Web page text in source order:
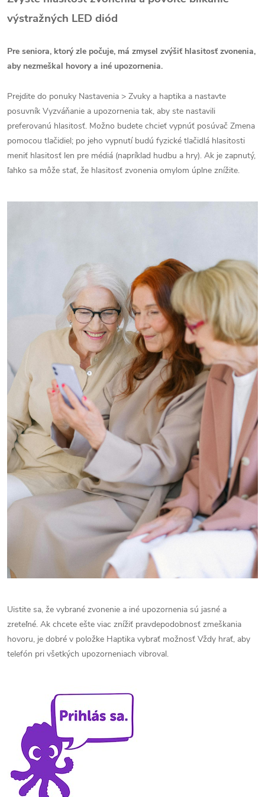
výstražných LED diód
Pre seniora, ktorý zle počuje, má zmysel zvýšiť hlasitosť zvonenia,
aby nezmeškal hovory a iné upozornenia.
Prejdite do ponuky Nastavenia > Zvuky a haptika a nastavte
posuvník Vyzváňanie a upozornenia tak, aby ste nastavili
preferovanú hlasitosť. Možno budete chcieť vypnúť posúvač Zmena
pomocou tlačidiel; po jeho vypnutí budú fyzické tlačidlá hlasitosti
meniť hlasitosť len pre médiá (napríklad hudbu a hry). Ak je zapnutý,
ľahko sa môže stať, že hlasitosť zvonenia omylom úplne znížite.
Uistite sa, že vybrané zvonenie a iné upozornenia sú jasné a
zreteľné. Ak chcete ešte viac znížiť pravdepodobnosť zmeškania
hovoru, je dobré v položke Haptika vybrať možnosť Vždy hrať, aby
telefón pri všetkých upozorneniach vibroval.